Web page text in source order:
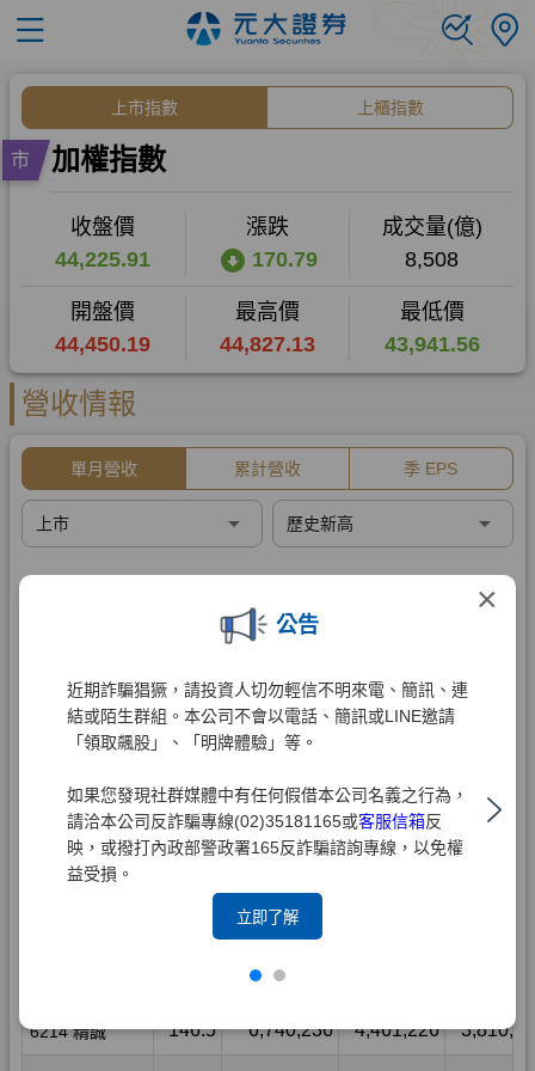
×
公告
近期詐騙猖獗，請投資人切勿輕信不明來電、簡訊、連
結或陌生群組。本公司不會以電話、簡訊或LINE邀請
「領取飆股」、「明牌體驗」等。
如果您發現社群媒體中有任何假借本公司名義之行為，
請洽本公司反詐騙專線(02)35181165或客服信箱反
映，或撥打內政部警政署165反詐騙諮詢專線，以免權
益受損。
立即了解